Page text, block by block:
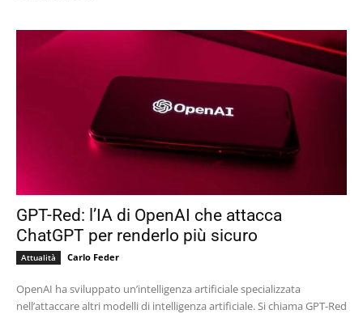
GPT-Red: l’IA di OpenAI che attacca
ChatGPT per renderlo più sicuro
Attualità Carlo Feder
OpenAI ha sviluppato un’intelligenza artificiale specializzata
nell’attaccare altri modelli di intelligenza artificiale. Si chiama GPT-Red